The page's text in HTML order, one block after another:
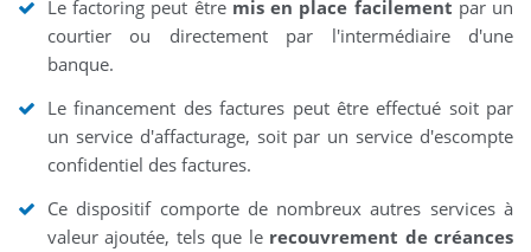
Le factoring peut être mis en place facilement par un
courtier ou directement par l'intermédiaire d'une
banque.
Le financement des factures peut être effectué soit par
un service d'affacturage, soit par un service d'escompte
confidentiel des factures.
Ce dispositif comporte de nombreux autres services à
valeur ajoutée, tels que le recouvrement de créances